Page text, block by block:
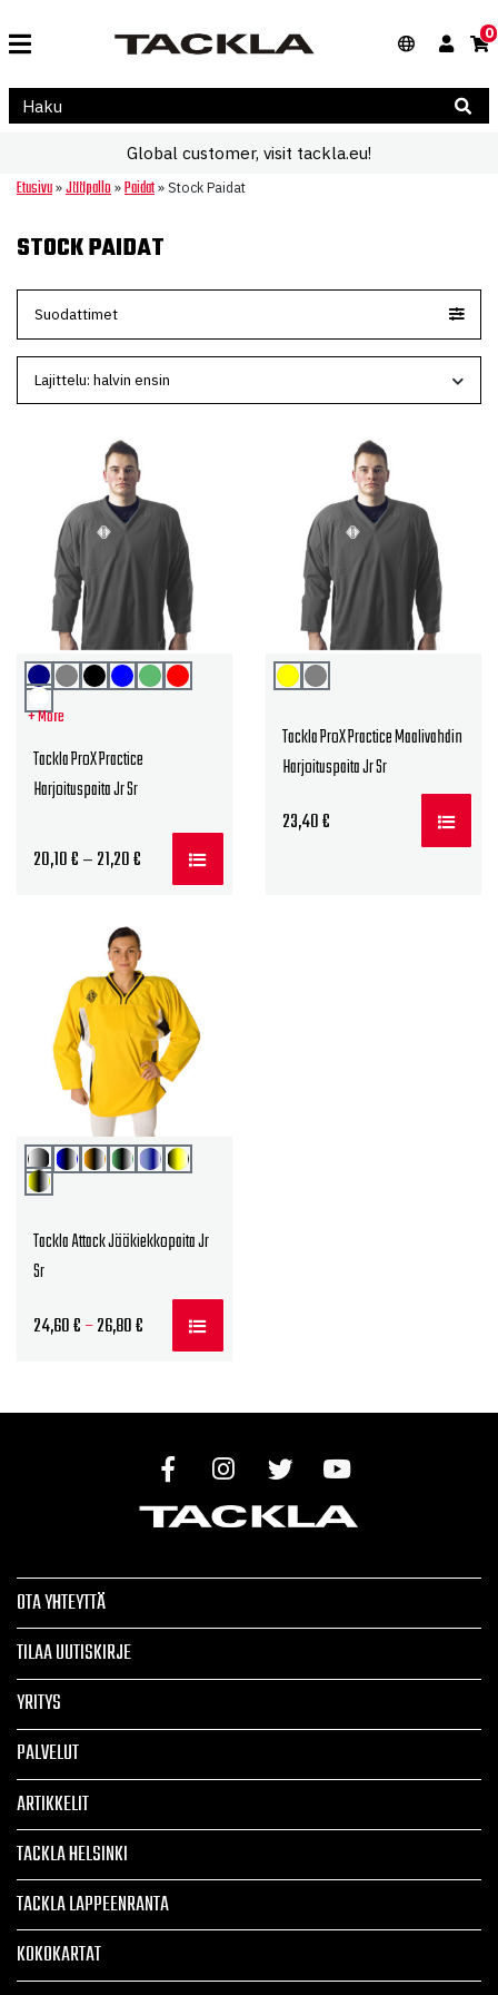
0
Global customer, visit tackla.eu!
Etusivu » Jääpallo » Paidat » Stock Paidat
STOCK PAIDAT
Suodattimet
+ More
Tackla ProX Practice
Harjoituspaita Jr Sr
20,10€ – 21,20€ Hintaluokka:
20,10 €
Tackla ProX Practice Maalivahdin
Harjoituspaita Jr Sr
23,40€
Tackla Attack Jääkiekkopaita Jr
Sr
24,60€–26,80€ Hintaluokka:
24,60 €
26,80 €
OTA YHTEYTTÄ
TILAA UUTISKIRJE
YRITYS
PALVELUT
ARTIKKELIT
TACKLA HELSINKI
TACKLA LAPPEENRANTA
KOKOKARTAT